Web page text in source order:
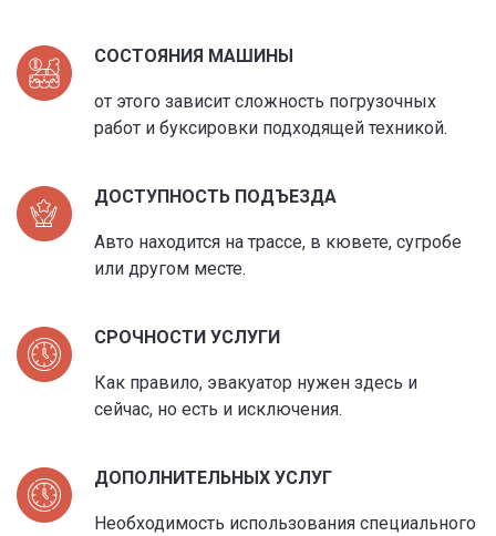
СОСТОЯНИЯ МАШИНЫ
от этого зависит сложность погрузочных
работ и буксировки подходящей техникой.
ДОСТУПНОСТЬ ПОДЪЕЗДА
Авто находится на трассе, в кювете, сугробе
или другом месте.
СРОЧНОСТИ УСЛУГИ
Как правило, эвакуатор нужен здесь и
сейчас, но есть и исключения.
ДОПОЛНИТЕЛЬНЫХ УСЛУГ
Необходимость использования специального